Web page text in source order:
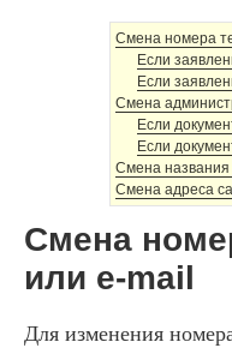
Смена номера
Если
Если
Смена
Если
Если
Смена названия
Смена адреса
Смена
или e-mail
Для изменения